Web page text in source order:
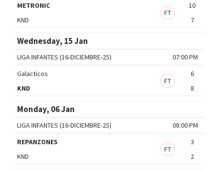
METRONIC
10
FT
KND
7
Wednesday, 15 Jan
07:00 PM
LIGA INFANTES (16-DICIEMBRE-25)
Galacticos
6
FT
KND
8
Monday, 06 Jan
08:00 PM
LIGA INFANTES (16-DICIEMBRE-25)
REPANZONES
3
FT
KND
2